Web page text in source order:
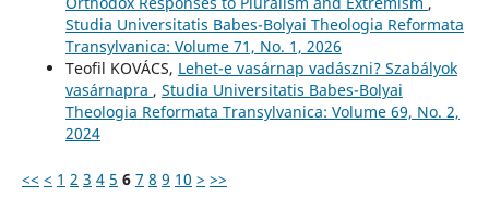
Studia Universitatis Babes-Bolyai Theologia Reformata
Transylvanica: Volume 71, No. 1, 2026
Teofil KOVÁCS, Lehet-e vasárnap vadászni? Szabályok
vasárnapra , Studia Universitatis Babes-Bolyai
Theologia Reformata Transylvanica: Volume 69, No. 2,
2024
<< < 1 2 3 4 5 6 7 8 9 10 > >>